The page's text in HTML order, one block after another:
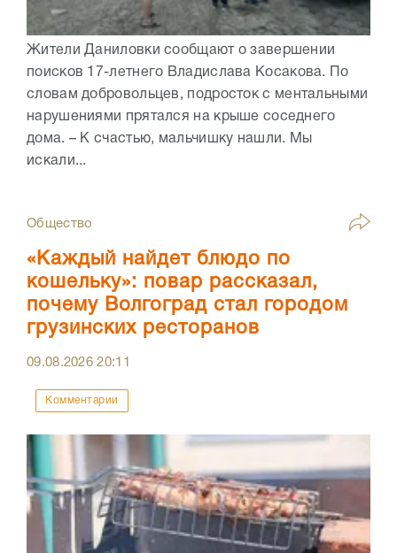
Жители Даниловки сообщают о завершении
поисков 17-летнего Владислава Косакова. По
словам добровольцев, подросток с ментальными
нарушениями прятался на крыше соседнего
дома. – К счастью, мальчишку нашли. Мы
искали...
Общество
«Каждый найдет блюдо по
кошельку»: повар рассказал,
почему Волгоград стал городом
грузинских ресторанов
09.08.202620:11
Комментарии